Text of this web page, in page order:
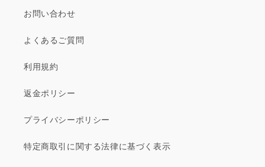
お問い合わせ
よくあるご質問
利用規約
返金ポリシー
プライバシーポリシー
特定商取引に関する法律に基づく表示